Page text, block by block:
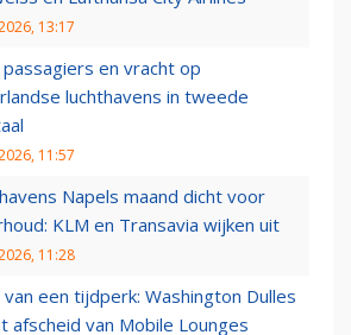
13:17
en vracht op
luchthavens in tweede
11:57
Napels maand dicht voor
KLM en Transavia wijken uit
11:28
van een tijdperk: Washington Dulles
afscheid van Mobile Lounges